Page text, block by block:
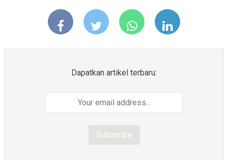
Dapatkan artikel terbaru: